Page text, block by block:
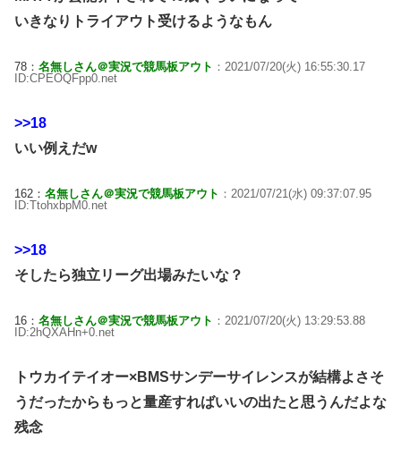
いきなりトライアウト受けるようなもん
78： 名無しさん＠実況で競馬板アウト ：2021/07/20(火) 16:55:30.17
ID:CPEOQFpp0.net
>>18
いい例えだw
162： 名無しさん＠実況で競馬板アウト ：2021/07/21(水) 09:37:07.95
ID:TtohxbpM0.net
>>18
そしたら独立リーグ出場みたいな？
16： 名無しさん＠実況で競馬板アウト ：2021/07/20(火) 13:29:53.88
ID:2hQXAHn+0.net
トウカイテイオー×BMSサンデーサイレンスが結構よさそ
うだったからもっと量産すればいいの出たと思うんだよな
残念